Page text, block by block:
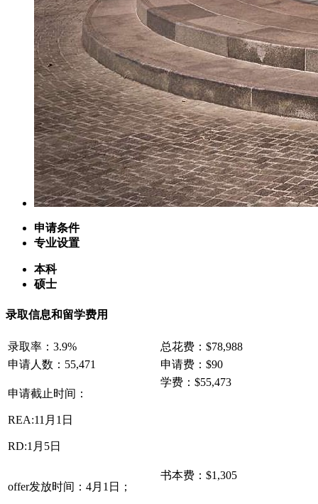
申请条件
专业设置
本科
硕士
录取信息和留学费用
录取率：3.9%
总花费：$78,988
申请人数：55,471
申请费：$90
申请截止时间：
REA:11月1日
RD:1月5日
学费：$55,473
offer发放时间：4月1日；
书本费：$1,305